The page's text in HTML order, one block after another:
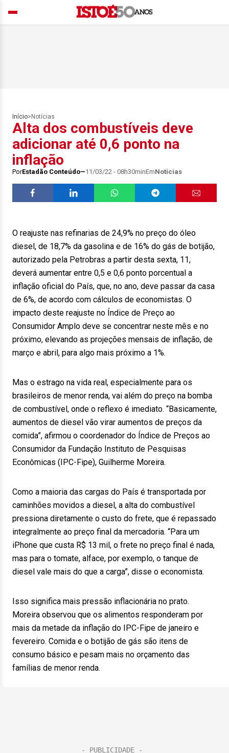
Início> Notícias
Alta dos combustíveis deve
adicionar até 0,6 ponto na
inflação
PorEstadão Conteúdo 11/03/22 - 08h30minEmNotícias
O reajuste nas refinarias de 24,9% no preço do óleo
diesel, de 18,7% da gasolina e de 16% do gás de botijão,
autorizado pela Petrobras a partir desta sexta, 11,
deverá aumentar entre 0,5 e 0,6 ponto porcentual a
inflação oficial do País, que, no ano, deve passar da casa
de 6%, de acordo com cálculos de economistas. O
impacto deste reajuste no Índice de Preço ao
Consumidor Amplo deve se concentrar neste mês e no
próximo, elevando as projeções mensais de inflação, de
março e abril, para algo mais próximo a 1%.
Mas o estrago na vida real, especialmente para os
brasileiros de menor renda, vai além do preço na bomba
de combustível, onde o reflexo é imediato. “Basicamente,
aumentos de diesel vão virar aumentos de preços da
comida”, afirmou o coordenador do Índice de Preços ao
Consumidor da Fundação Instituto de Pesquisas
Econômicas (IPC-Fipe), Guilherme Moreira.
Como a maioria das cargas do País é transportada por
caminhões movidos a diesel, a alta do combustível
pressiona diretamente o custo do frete, que é repassado
integralmente ao preço final da mercadoria. “Para um
iPhone que custa R$ 13 mil, o frete no preço final é nada,
mas para o tomate, alface, por exemplo, o tanque de
diesel vale mais do que a carga”, disse o economista.
Isso significa mais pressão inflacionária no prato.
Moreira observou que os alimentos responderam por
mais da metade da inflação do IPC-Fipe de janeiro e
fevereiro. Comida e o botijão de gás são itens de
consumo básico e pesam mais no orçamento das
famílias de menor renda.